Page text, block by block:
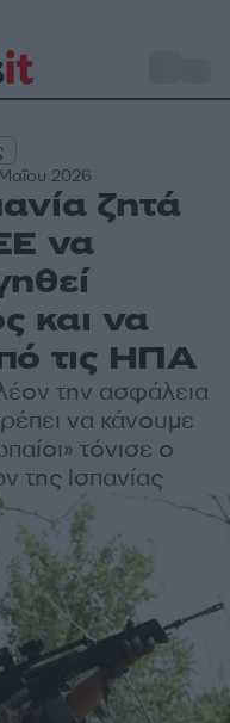
2026
ζητά
να
και να
τις ΗΠΑ
την ασφάλεια
να κάνουμε
τόνισε ο
της Ισπανίας